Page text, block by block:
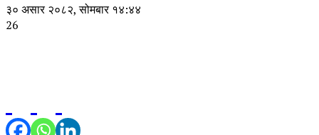
३० असार २०८२, सोमबार १४:४४
26